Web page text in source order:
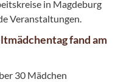
in Magdeburg
Veranstaltungen.
fand am
30 Mädchen